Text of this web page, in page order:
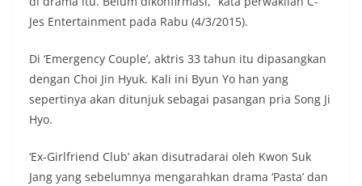
Jes Entertainment pada Rabu (4/3/2015).
Di ‘Emergency Couple’, aktris 33 tahun itu dipasangkan
dengan Choi Jin Hyuk. Kali ini Byun Yo han yang
sepertinya akan ditunjuk sebagai pasangan pria Song Ji
Hyo.
‘Ex-Girlfriend Club’ akan disutradarai oleh Kwon Suk
Jang yang sebelumnya mengarahkan drama ‘Pasta’ dan